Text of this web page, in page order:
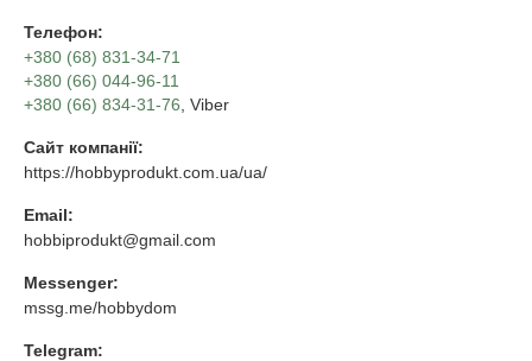
Телефон:
+380 (68) 831-34-71
+380 (66) 044-96-11
+380 (66) 834-31-76 , Viber
Сайт компанії:
https://hobbyprodukt.com.ua/ua/
Email:
hobbiprodukt@gmail.com
Messenger:
mssg.me/hobbydom
Telegram: